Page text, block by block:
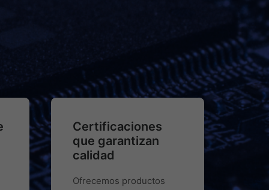
Certificaciones
que garantizan
calidad
Ofrecemos productos